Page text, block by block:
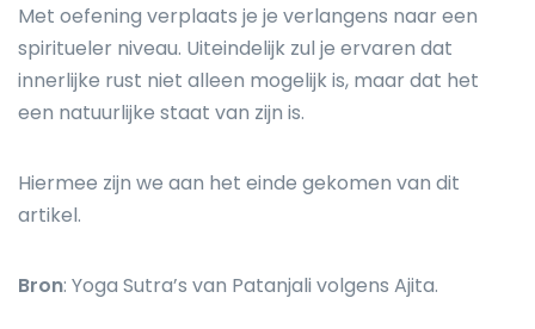
Met oefening verplaats je je verlangens naar een
spiritueler niveau. Uiteindelijk zul je ervaren dat
innerlijke rust niet alleen mogelijk is, maar dat het
een natuurlijke staat van zijn is.
Hiermee zijn we aan het einde gekomen van dit
artikel.
Bron: Yoga Sutra’s van Patanjali volgens Ajita.